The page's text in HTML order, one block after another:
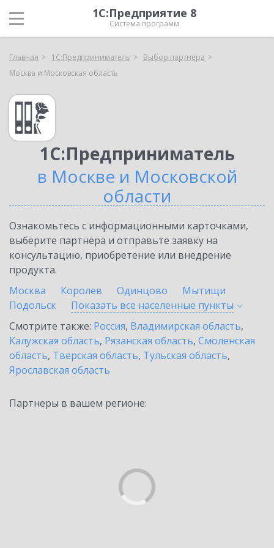
1С:Предприятие 8
Система программ
Главная 1С:Предприниматель
Выбор партнёра
Москва и Московская область
1С:Предприниматель
в Москве и Московской
области
Ознакомьтесь с информационными карточками,
выберите партнёра и отправьте заявку на
консультацию, приобретение или внедрение
продукта.
Москва
Королев Одинцово
Мытищи
Подольск
Показать все населенные пункты
Смотрите также: Россия, Владимирская область,
Калужская область, Рязанская область, Смоленская
область, Тверская область, Тульская область,
Ярославская область
Партнеры в вашем регионе: